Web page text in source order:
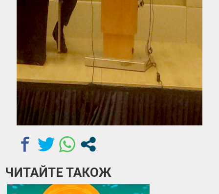
ЧИТАЙТЕ ТАКОЖ